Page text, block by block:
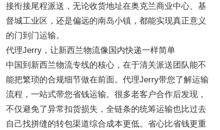
接衔接尾程派送，无论收货地址在奥克兰商业中心、基
督城工业区，还是偏远的南岛小镇，都能实现真正意义
的门到门运输。
代理Jerry，让新西兰物流像国内快递一样简单
中国到新西兰物流专线的核心，在于清关派送团队能不
能把繁琐的合规细节做在前面。代理Jerry带您了解运输
流程，一站式带您省钱运输。很多老客户合作后发现，
不仅避免了异常扣货损失，全链条的统筹运输也比过去
自己找拼缝的转包渠道综合成本更低。省心比省钱更重